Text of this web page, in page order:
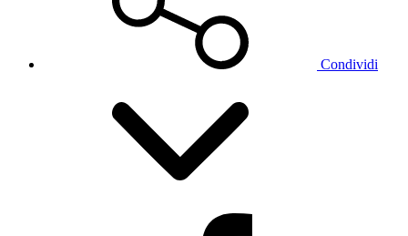
Condividi